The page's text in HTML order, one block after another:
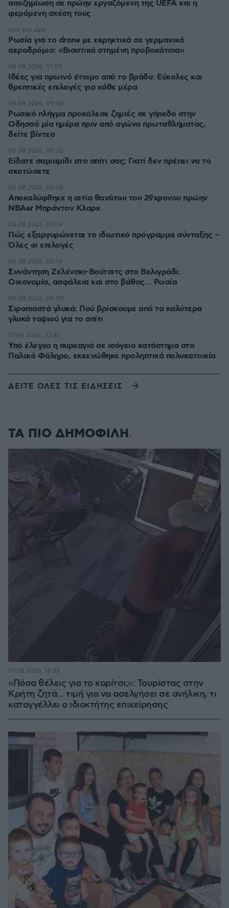
αποζημίωση σε πρώην εργαζόμενη της UEFA και η
φερόμενη σχέση τους
Ρωσία για το drone με εκρηκτικά σε γερμανικό
αεροδρόμιο: «Βιαστικά στημένη προβοκάτσια»
πριν μία ώρα
Ιδέες για πρωινό έτοιμο από το βράδυ: Εύκολες και
θρεπτικές επιλογές για κάθε μέρα
08.08.2026, 01:00
Ρωσικό πλήγμα προκάλεσε ζημιές σε γήπεδο στην
Οδησσό μία ημέρα πριν από αγώνα πρωταθλήματος,
δείτε βίντεο
08.08.2026, 00:50
Είδατε σαμιαμίδι στο σπίτι σας; Γιατί δεν πρέπει να το
σκοτώσετε
08.08.2026, 00:30
Αποκαλύφθηκε η αιτία θανάτου του 29χρονου πρώην
NBAer Μπράντον Κλαρκ
08.08.2026, 00:28
Πώς εξαργυρώνεται το ιδιωτικό πρόγραμμα σύνταξης –
Όλες οι επιλογές
08.08.2026, 00:18
Συνάντηση Ζελένσκι-Βούτσιτς στο Βελιγράδι:
Οικονομία, ασφάλεια και στο βάθος... Ρωσία
08.08.2026, 00:14
Σιροπιαστά γλυκά: Πού βρίσκουμε από τα καλύτερα
γλυκά ταψιού για το σπίτι
08.08.2026, 00:00
Υπό έλεγχο η πυρκαγιά σε ισόγειο κατάστημα στο
Παλαιό Φάληρο, εκκενώθηκε προληπτικά πολυκατοικία
07.08.2026, 23:47
ΔΕΙΤΕ ΟΛΕΣ ΤΙΣ ΕΙΔΗΣΕΙΣ
ΤΑ ΠΙΟ ΔΗΜΟΦΙΛΗ
«Πόσα θέλεις για το κορίτσι;»: Τουρίστας στην
Κρήτη ζητά... τιμή για να ασελγήσει σε ανήλικη, τι
καταγγέλλει ο ιδιοκτήτης επιχείρησης
07.08.2026, 18:22